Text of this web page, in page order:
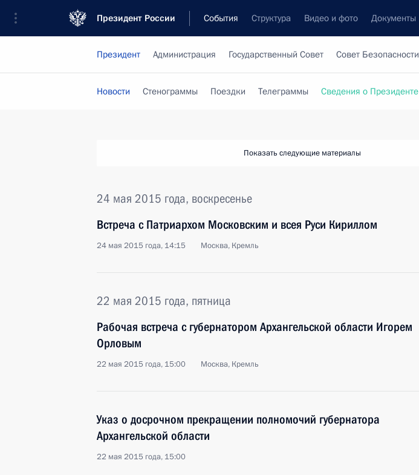
Президент России События Структура Видео и фото Документы
Президент Администрация Государственный Совет Совет Безопасности
Новости Стенограммы Поездки Телеграммы Сведения о Президенте
Показать следующие материалы
24 мая 2015 года, воскресенье
Встреча с Патриархом Московским и всея Руси Кириллом
24 мая 2015 года, 14:15 Москва, Кремль
22 мая 2015 года, пятница
Рабочая встреча с губернатором Архангельской области Игорем
Орловым
22 мая 2015 года, 15:00 Москва, Кремль
Указ о досрочном прекращении полномочий губернатора
Архангельской области
22 мая 2015 года, 15:00